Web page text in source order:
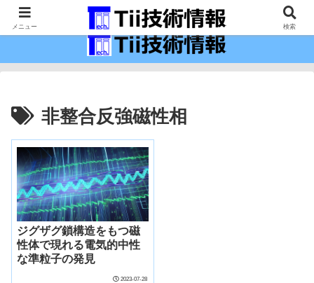
最新の科学技術の情報インフラ。
非整合反強磁性相
ジグザグ鎖構造をもつ磁
性体で現れる電気的中性
な準粒子の発見
2023-07-28
メニュー 検索